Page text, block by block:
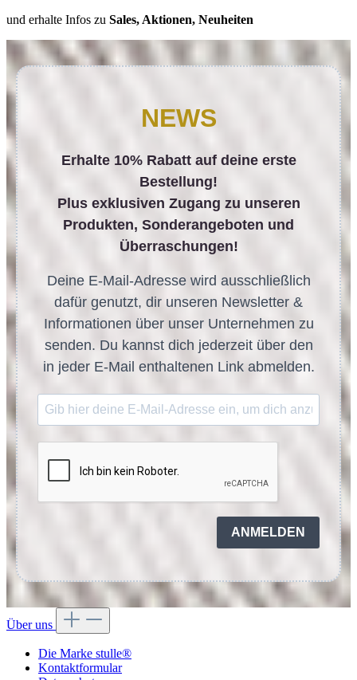
und erhalte Infos zu Sales, Aktionen, Neuheiten
NEWS
Erhalte 10% Rabatt auf deine erste
Bestellung!
Plus exklusiven Zugang zu unseren
Produkten, Sonderangeboten und
Überraschungen!
Deine E-Mail-Adresse wird ausschließlich
dafür genutzt, dir unseren Newsletter &
Informationen über unser Unternehmen zu
senden. Du kannst dich jederzeit über den
in jeder E-Mail enthaltenen Link abmelden.
ANMELDEN
Über uns
Die Marke stulle®
Kontaktformular